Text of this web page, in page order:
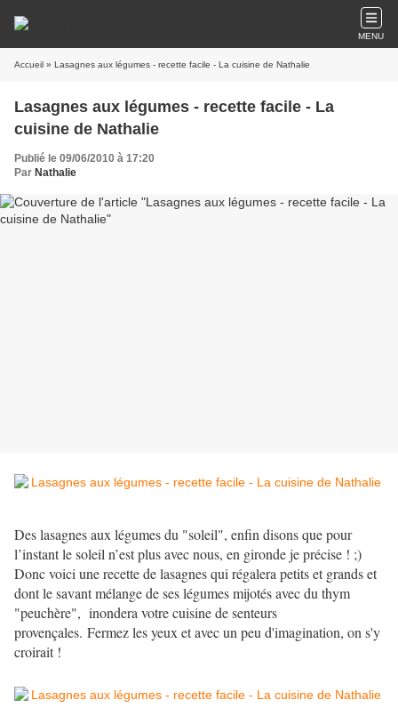
MENU
Accueil » Lasagnes aux légumes - recette facile - La cuisine de Nathalie
Lasagnes aux légumes - recette facile - La
cuisine de Nathalie
Publié le 09/06/2010 à 17:20
Par Nathalie
Des lasagnes aux légumes du "soleil", enfin disons que pour
l’instant le soleil n’est plus avec nous, en gironde je précise ! ;)
Donc voici une recette de lasagnes qui régalera petits et grands et
dont le savant mélange de ses légumes mijotés avec du thym
"peuchère", inondera votre cuisine de senteurs
provençales. Fermez les yeux et avec un peu d'imagination, on s'y
croirait !